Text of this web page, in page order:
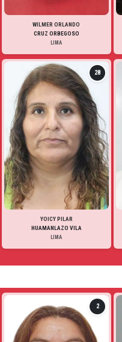
WILMER ORLANDO
CRUZ ORBEGOSO
LIMA
28
YOICY PILAR
HUAMANLAZO VILA
LIMA
2